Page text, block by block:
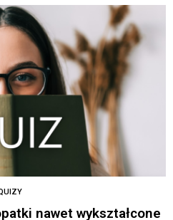
nawet wykształcone